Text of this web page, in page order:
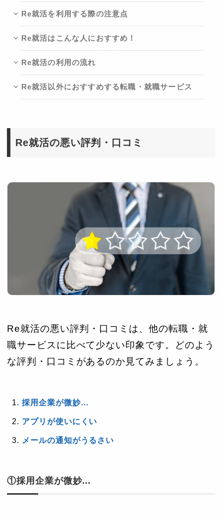
Re就活を利用する際の注意点
Re就活はこんな人におすすめ！
Re就活の利用の流れ
Re就活以外におすすめする転職・就職サービス
Re就活の悪い評判・口コミ
Re就活の悪い評判・口コミは、他の転職・就
職サービスに比べて少ない印象です。どのよう
な評判・口コミがあるのか見てみましょう。
採用企業が微妙…
アプリが使いにくい
メールの通知がうるさい
①採用企業が微妙…